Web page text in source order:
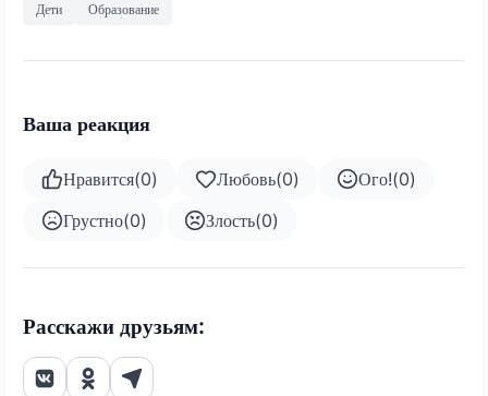
Дети Образование
Ваша реакция
Нравится(0) Любовь(0) Ого!(0)
Грустно(0) Злость(0)
Расскажи друзьям: